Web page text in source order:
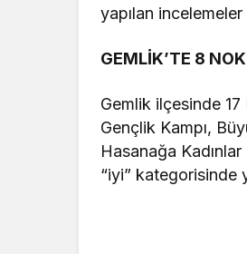
yapılan
GEMLİK’TE 8
Gemlik ilçesinde
Gençlik Kampı,
Hasanağa
“iyi” kategorisinde